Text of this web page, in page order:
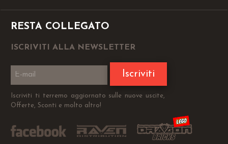
RESTA COLLEGATO
ISCRIVITI ALLA NEWSLETTER
Iscriviti
Iscriviti ti terremo aggiornato sulle nuove uscite,
Offerte, Sconti e molto altro!